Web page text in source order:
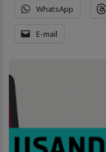
WhatsApp
E-mail